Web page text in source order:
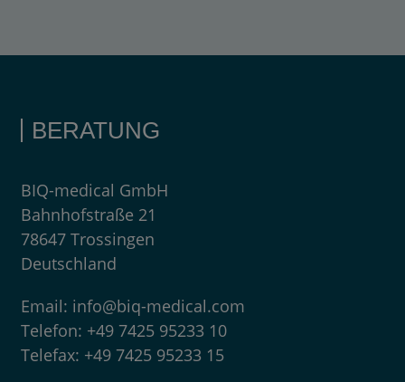
BERATUNG
BIQ-medical GmbH
Bahnhofstraße 21
78647 Trossingen
Deutschland
Email: info@biq-medical.com
Telefon: +49 7425 95233 10
Telefax: +49 7425 95233 15